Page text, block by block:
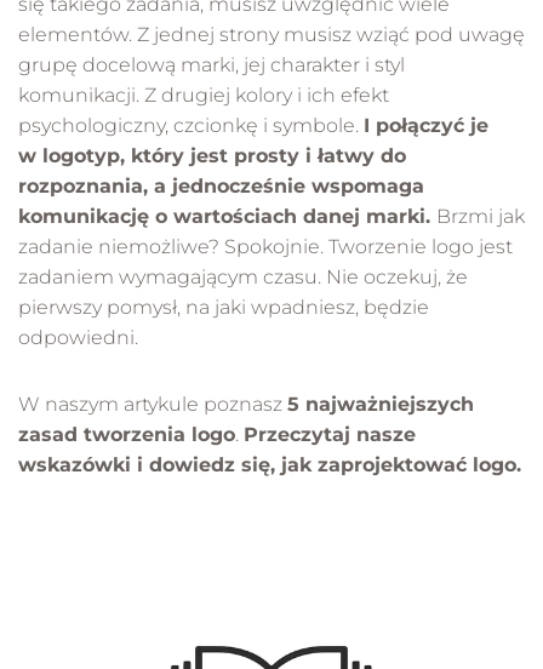
elementów. Z jednej strony musisz wziąć pod uwagę
grupę docelową marki, jej charakter i styl
komunikacji. Z drugiej kolory i ich efekt
psychologiczny, czcionkę i symbole. I połączyć je
w logotyp, który jest prosty i łatwy do
rozpoznania, a jednocześnie wspomaga
komunikację o wartościach danej marki. Brzmi jak
zadanie niemożliwe? Spokojnie. Tworzenie logo jest
zadaniem wymagającym czasu. Nie oczekuj, że
pierwszy pomysł, na jaki wpadniesz, będzie
odpowiedni.
W naszym artykule poznasz 5 najważniejszych
zasad tworzenia logo. Przeczytaj nasze
wskazówki i dowiedz się, jak zaprojektować logo.